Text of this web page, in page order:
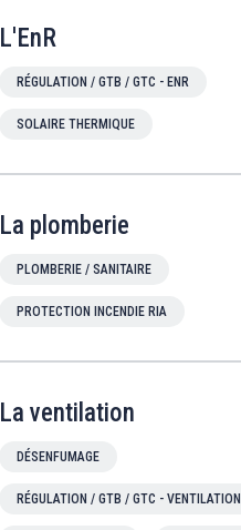
L'EnR
RÉGULATION / GTB / GTC - ENR
SOLAIRE THERMIQUE
La plomberie
PLOMBERIE / SANITAIRE
PROTECTION INCENDIE RIA
La ventilation
DÉSENFUMAGE
RÉGULATION / GTB / GTC - VENTILATION